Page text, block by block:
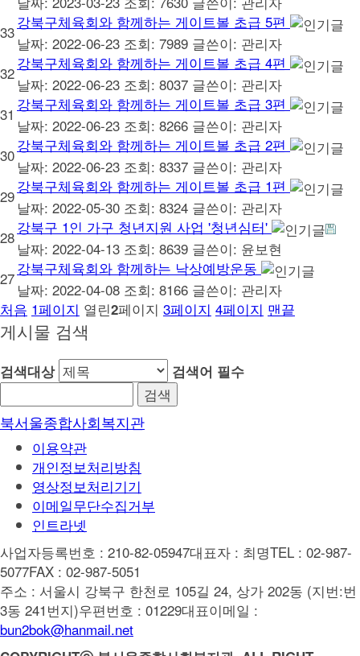
33
강북구체육회와 함께하는 게이트볼 초급 5편
날짜: 2022-06-23 조회: 7989 글쓴이: 관리자
32
강북구체육회와 함께하는 게이트볼 초급 4편
날짜: 2022-06-23 조회: 8037 글쓴이: 관리자
31
강북구체육회와 함께하는 게이트볼 초급 3편
날짜: 2022-06-23 조회: 8266 글쓴이: 관리자
30
강북구체육회와 함께하는 게이트볼 초급 2편
날짜: 2022-06-23 조회: 8337 글쓴이: 관리자
29
강북구체육회와 함께하는 게이트볼 초급 1편
날짜: 2022-05-30 조회: 8324 글쓴이: 관리자
28
강북구 1인 가구 청년지원 사업 '청년심터'
날짜: 2022-04-13 조회: 8639 글쓴이: 윤보현
27
강북구체육회와 함께하는 낙상예방운동
날짜: 2022-04-08 조회: 8166 글쓴이: 관리자
처음 1페이지 열린2페이지 3페이지 4페이지 맨끝
게시물 검색
검색대상 검색어 필수
북서울종합사회복지관
이용약관
개인정보처리방침
영상정보처리기기
이메일무단수집거부
인트라넷
사업자등록번호 : 210-82-05947대표자 : 최명TEL : 02-987-
5077FAX : 02-987-5051
주소 : 서울시 강북구 한천로 105길 24, 상가 202동 (지번:번
3동 241번지)우편번호 : 01229대표이메일 :
bun2bok@hanmail.net